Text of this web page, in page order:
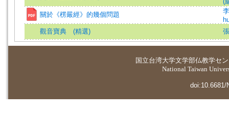
關於《楞嚴經》的幾個問題
觀音寶典 (精選)
国立台湾大学文学部仏教学セ
National Taiwan
doi:10.6681/